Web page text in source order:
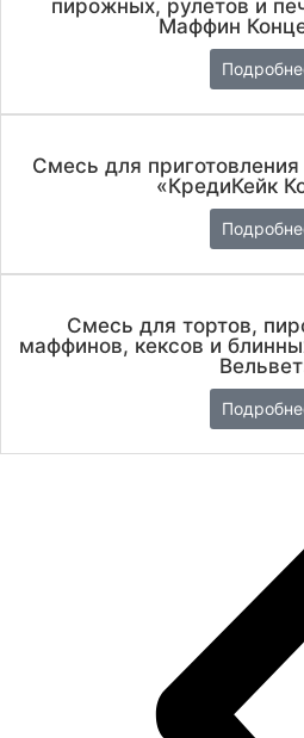
пирожных, рулетов и
Маффин
Смесь для
«КредиКейк
Смесь для тортов,
маффинов, кексов и